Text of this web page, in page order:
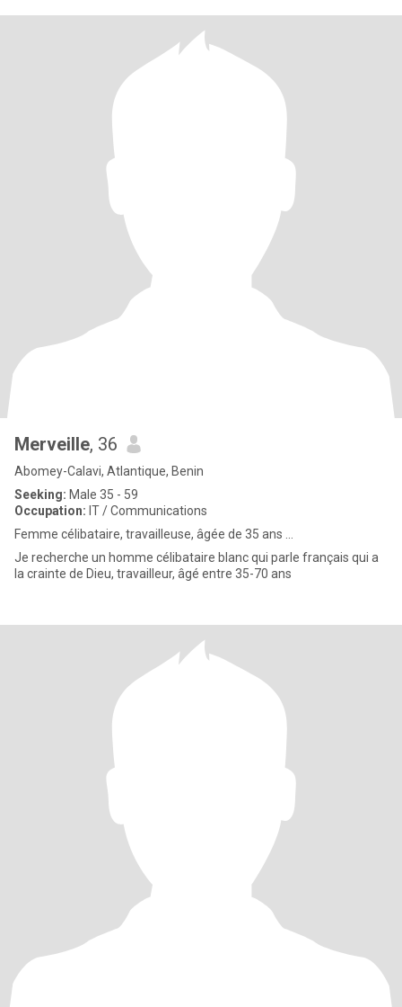
Merveille, 36
Abomey-Calavi, Atlantique, Benin
Seeking: Male 35 - 59
Occupation: IT / Communications
Femme célibataire, travailleuse, âgée de 35 ans ...
Je recherche un homme célibataire blanc qui parle français qui a
la crainte de Dieu, travailleur, âgé entre 35-70 ans